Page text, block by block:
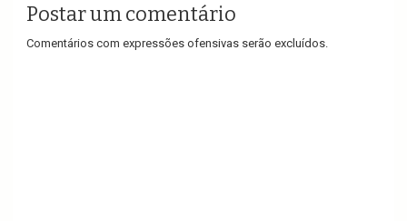
Postar um comentário
Comentários com expressões ofensivas serão excluídos.